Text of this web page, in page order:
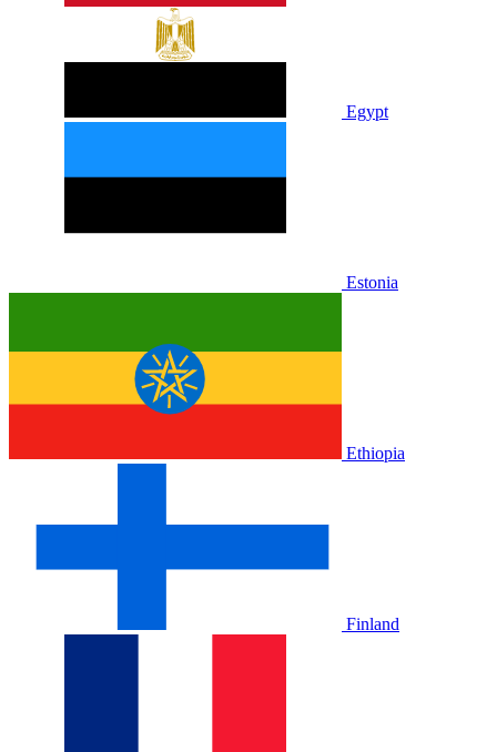
Egypt
Estonia
Ethiopia
Finland